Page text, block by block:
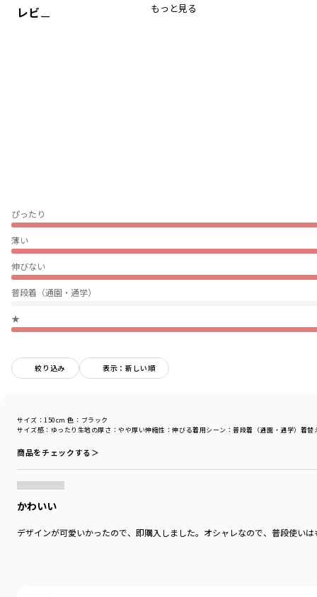
レビュー
ぴったり
薄い
伸びない
普段着（通園・通学）
★
絞り込み 表示：新しい順
サイズ感 ：ゆったり 生地の厚さ ：やや厚い伸縮性 ：伸びる着用シーン ：普段着（通園・通学） 着替
サイズ：150cm 色：ブラック
商品をチェックする＞
かわいい
デザインが可愛いかったので、即購入しました。オシャレなので、普段使い
冬の季節にぴったりの裏起毛素材を使用した
ブランド
シーズン
／アウトレット
カラー
／ブラック
性別タイプ
商品番号
／11-4404-406
もっと見る